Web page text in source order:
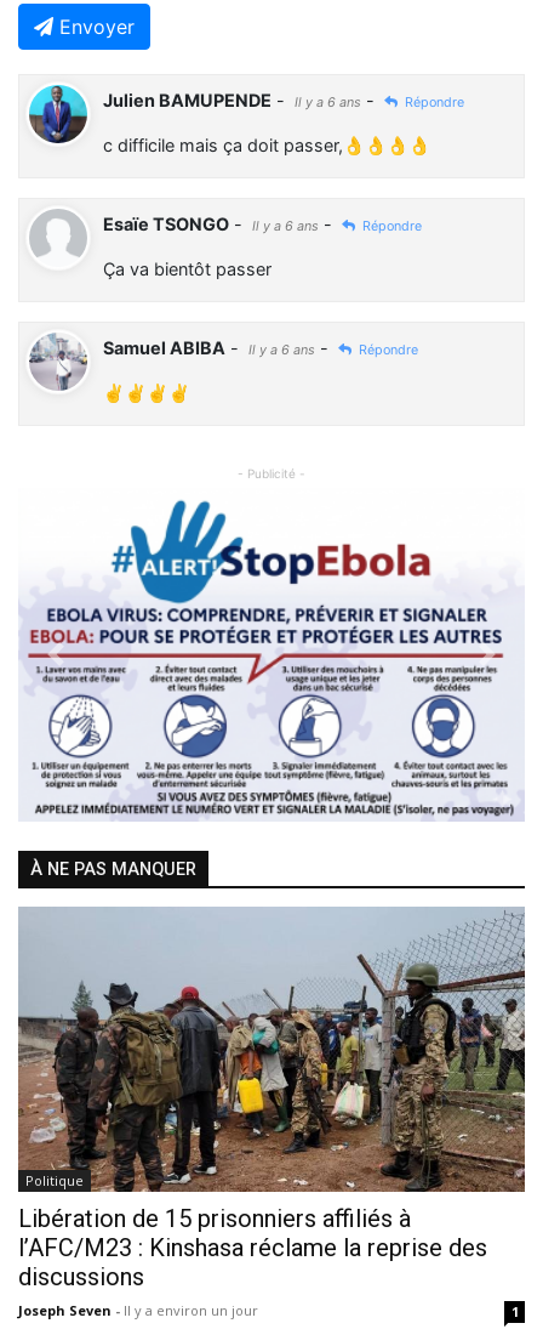
Envoyer
Julien BAMUPENDE - Il y a 6 ans - Répondre
c difficile mais ça doit passer,👌👌👌👌
Esaïe TSONGO - Il y a 6 ans - Répondre
Ça va bientôt passer
Samuel ABIBA - Il y a 6 ans - Répondre
✌✌✌✌
- Publicité -
Previous Next
À NE PAS MANQUER
Politique
Libération de 15 prisonniers affiliés à
l’AFC/M23 : Kinshasa réclame la reprise des
discussions
Joseph Seven - Il y a environ un jour 1